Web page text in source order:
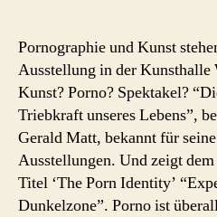
Pornographie und Kunst
Ausstellung in der
Kunst? Porno? Spektakel?
Triebkraft unseres Lebens”,
Gerald Matt, bekannt für
Ausstellungen. Und zeigt
Titel ‘The Porn Identity’
Dunkelzone”. Porno ist